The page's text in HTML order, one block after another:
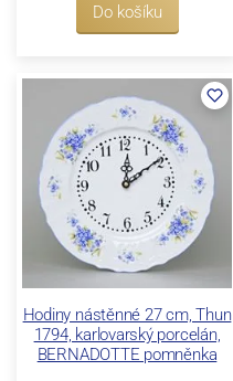
Do košíku
Hodiny nástěnné 27 cm, Thun
1794, karlovarský porcelán,
BERNADOTTE pomněnka